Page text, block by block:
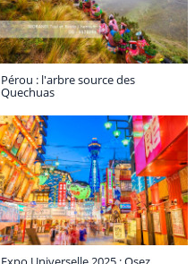
Pérou : l'arbre source des
Quechuas